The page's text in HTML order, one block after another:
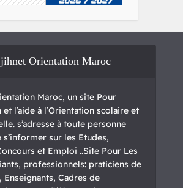
Orientation Maroc
Maroc, un site Pour
l’aide à l’Orientation scolaire et
s’adresse à toute personne
s’informer sur les Etudes,
et Emploi ..Site Pour Les
professionnels: praticiens de
Enseignants, Cadres de